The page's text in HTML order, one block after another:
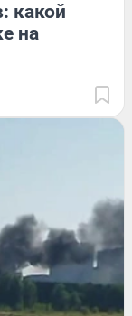
какой
на